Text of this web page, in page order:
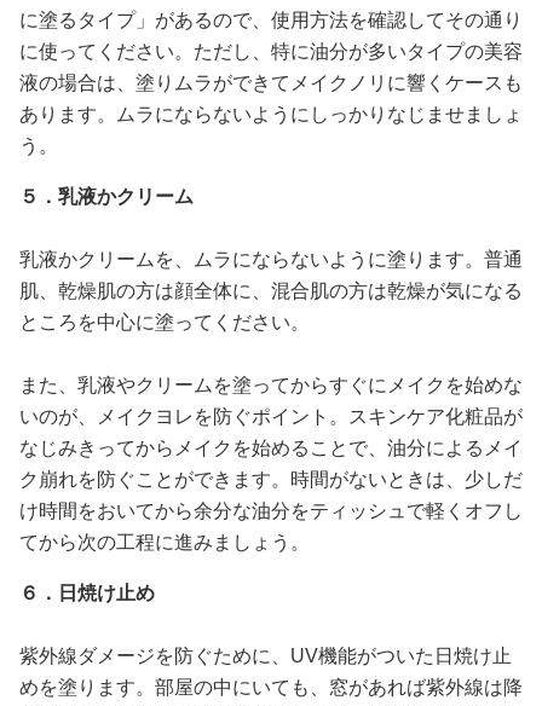
に塗るタイプ」があるので、使用方法を確認してその通り
に使ってください。ただし、特に油分が多いタイプの美容
液の場合は、塗りムラができてメイクノリに響くケースも
あります。ムラにならないようにしっかりなじませましょ
う。
５．乳液かクリーム
乳液かクリームを、ムラにならないように塗ります。普通
肌、乾燥肌の方は顔全体に、混合肌の方は乾燥が気になる
ところを中心に塗ってください。
また、乳液やクリームを塗ってからすぐにメイクを始めな
いのが、メイクヨレを防ぐポイント。スキンケア化粧品が
なじみきってからメイクを始めることで、油分によるメイ
ク崩れを防ぐことができます。時間がないときは、少しだ
け時間をおいてから余分な油分をティッシュで軽くオフし
てから次の工程に進みましょう。
６．日焼け止め
紫外線ダメージを防ぐために、UV機能がついた日焼け止
めを塗ります。部屋の中にいても、窓があれば紫外線は降